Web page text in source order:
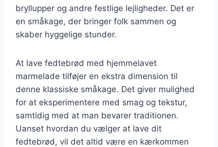
bryllupper og andre festlige lejligheder. Det er
en småkage, der bringer folk sammen og
skaber hyggelige stunder.
At lave fedtebrød med hjemmelavet
marmelade tilføjer en ekstra dimension til
denne klassiske småkage. Det giver mulighed
for at eksperimentere med smag og tekstur,
samtidig med at man bevarer traditionen.
Uanset hvordan du vælger at lave dit
fedtebrød, vil det altid være en kærkommen